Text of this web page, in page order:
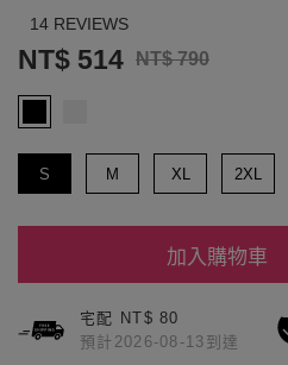
14 REVIEWS
NT$ 514 NT$ 790
S M XL 2XL
加入購物車
宅配 NT$ 80
預計2026-08-13到達